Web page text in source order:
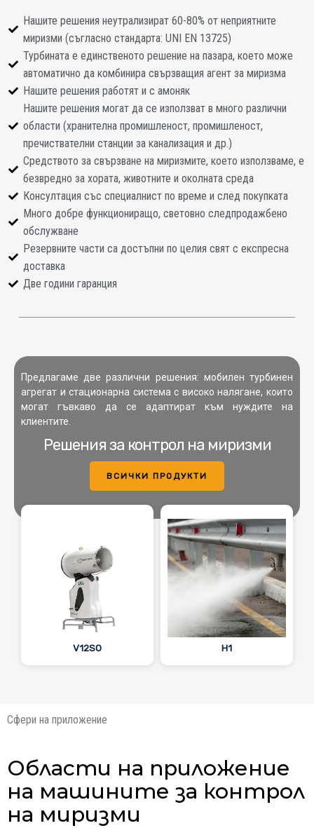
Нашите решения неутрализират 60-80% от неприятните
миризми (съгласно стандарта: UNI EN 13725)
Турбината е единственото решение на пазара, което може
автоматично да комбинира свързващия агент за миризма
Нашите решения работят и с амоняк
Нашите решения могат да се използват в много различни
области (хранителна промишленост, промишленост,
пречиствателни станции за канализация и др.)
Средството за свързване на миризмите, което използваме, е
безвредно за хората, животните и околната среда
Консултация със специалнист по време и след покупката
Много добре функциониращо, световно следпродажбено
обслужване
Резервните части са достъпни по целия свят с експресна
доставка
Две години гаранция
Решения за контрол на миризми
ВСИЧКИ ПРОДУКТИ
Предлагаме две различни решения: мобилен турбинен
агрегат и стационарна система с високо налягане, които
могат гъвкаво да се адаптират към нуждите на
клиентите.
V12SO H1
Сфери на приложение
Области на приложение
на машините за контрол
на миризми